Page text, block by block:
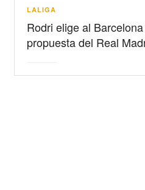
LALIGA
Rodri elige al
propuesta del Real